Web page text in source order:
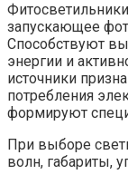
запускающее
Способствуют
энергии и
источники
потребления
формируют
При выборе
волн, габариты,